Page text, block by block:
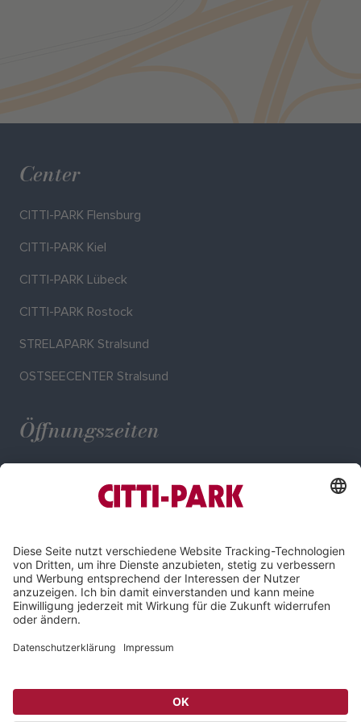
Center
CITTI-PARK Flensburg
CITTI-PARK Kiel
CITTI-PARK Lübeck
CITTI-PARK Rostock
STRELAPARK Stralsund
OSTSEECENTER Stralsund
Öffnungszeiten
Impressum
Datenschutz
Cookie-Einstellungen